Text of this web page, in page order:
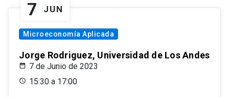
7 JUN
Microeconomía Aplicada
Jorge Rodriguez, Universidad de Los Andes
7 de Junio de 2023
15:30 a 17:00